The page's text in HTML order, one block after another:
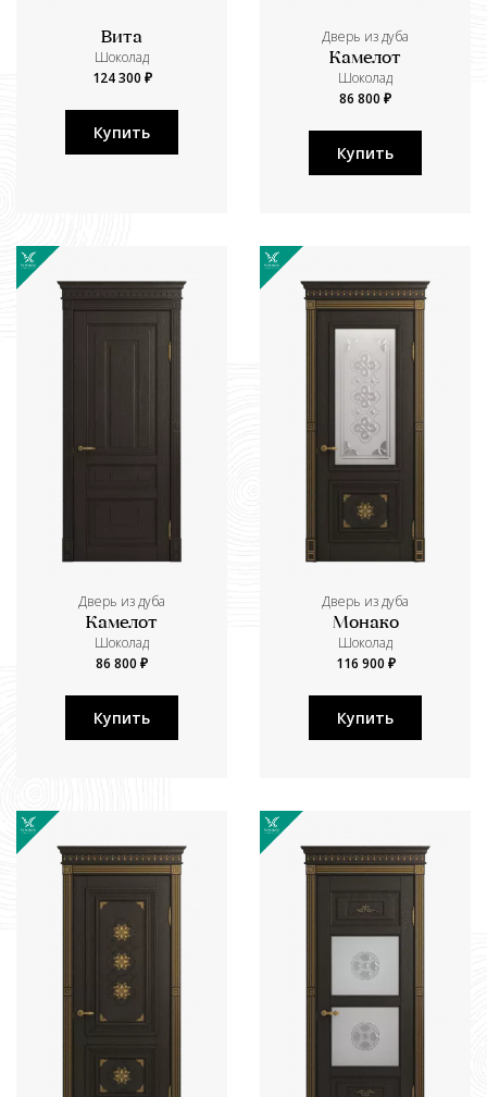
Вита
Шоколад
124 300 ₽
Купить
Дверь из дуба
Камелот
Шоколад
86 800 ₽
Купить
Дверь из дуба
Камелот
Шоколад
86 800 ₽
Купить
Дверь из дуба
Монако
Шоколад
116 900 ₽
Купить